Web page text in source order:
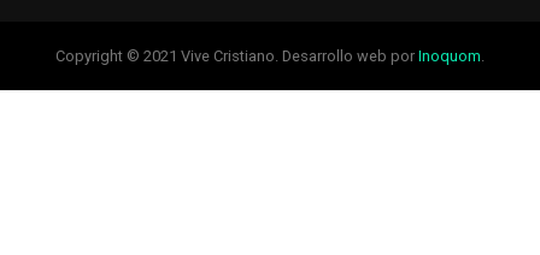
Copyright © 2021 Vive Cristiano. Desarrollo web por Inoquom